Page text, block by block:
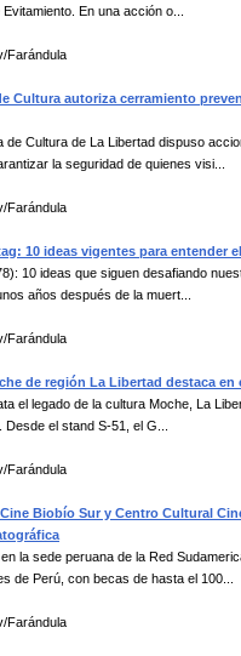
En una acción o...
Farándula
Cultura autoriza cerramiento
de Cultura de La Libertad dispuso
la seguridad de quienes visi...
Farándula
10 ideas vigentes para entender
10 ideas que siguen desafiando
años después de la muert...
Farándula
de región La Libertad destaca
el legado de la cultura Moche, La
el stand S-51, el G...
Farándula
Biobío Sur y Centro Cultural
la sede peruana de la Red
de Perú, con becas de hasta el 100...
Farándula